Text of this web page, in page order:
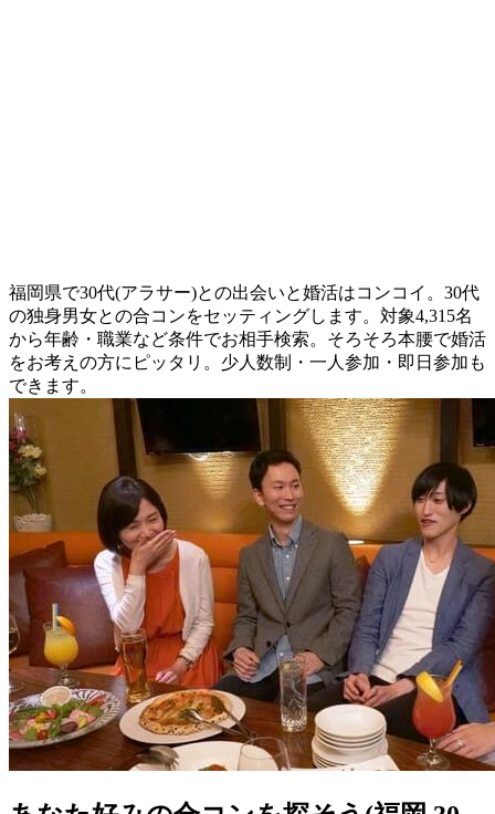
福岡県で30代(アラサー)との出会いと婚活はコンコイ。30代
の独身男女との合コンをセッティングします。対象4,315名
から年齢・職業など条件でお相手検索。そろそろ本腰で婚活
をお考えの方にピッタリ。少人数制・一人参加・即日参加も
できます。